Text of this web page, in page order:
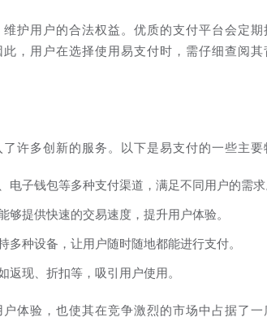
护用户的合法权益。优质的支付平台会定
，用户在选择使用易支付时，需仔细查阅
许多创新的服务。以下是易支付的一些主要
电子钱包等多种支付渠道，满足不同用户的需求
够提供快速的交易速度，提升用户体验。
多种设备，让用户随时随地都能进行支付。
返现、折扣等，吸引用户使用。
体验，也使其在竞争激烈的市场中占据了一